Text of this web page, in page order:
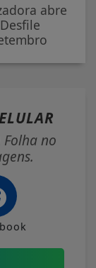
abre
Folha no